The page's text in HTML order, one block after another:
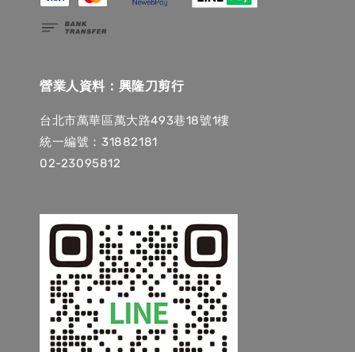
營業人資料：興隆刀剪行
台北市萬華區萬大路493巷18號1樓
統一編號：31882181
02-23095812